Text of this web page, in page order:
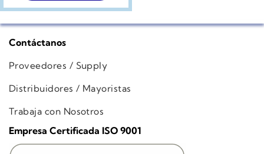
Contáctanos
Proveedores / Supply
Distribuidores / Mayoristas
Trabaja con Nosotros
Empresa Certificada ISO 9001